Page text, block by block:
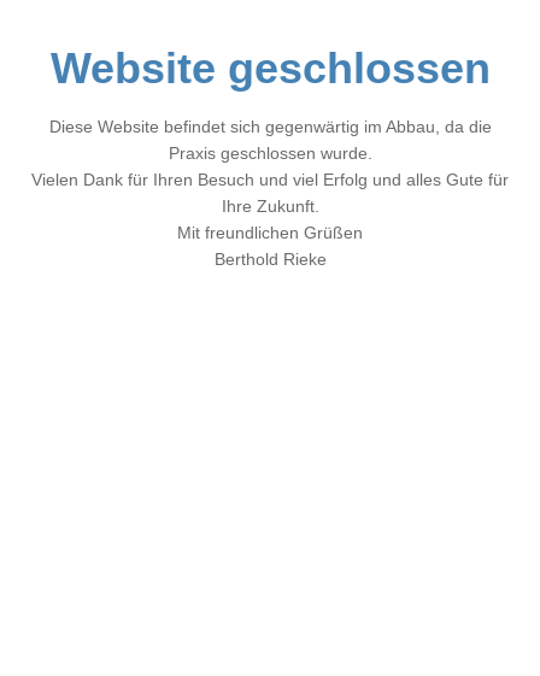
Website geschlossen
Diese Website befindet sich gegenwärtig im Abbau, da die
Praxis geschlossen wurde.
Vielen Dank für Ihren Besuch und viel Erfolg und alles Gute für
Ihre Zukunft.
Mit freundlichen Grüßen
Berthold Rieke